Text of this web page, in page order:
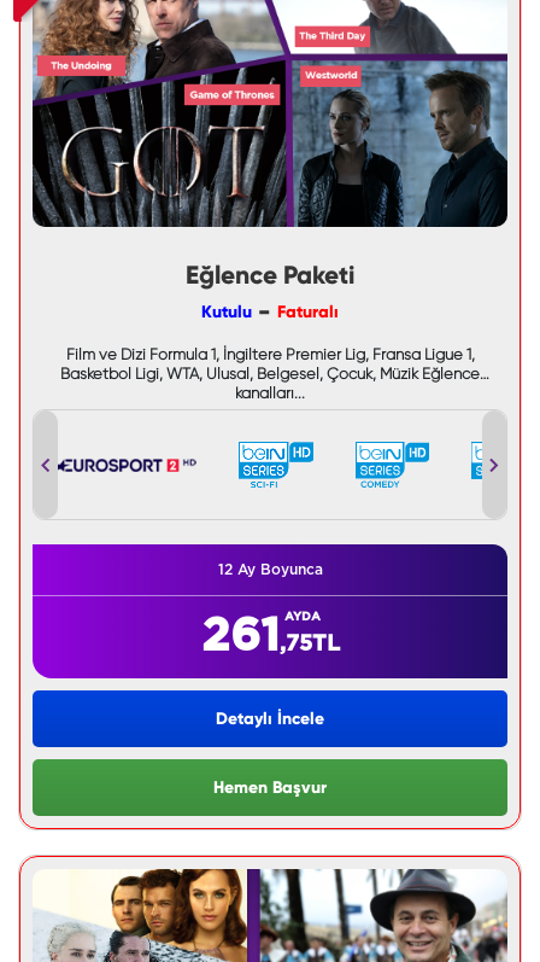
Eğlence Paketi
Kutulu - Faturalı
Film ve Dizi Formula 1, İngiltere Premier Lig, Fransa Ligue 1,
Basketbol Ligi, WTA, Ulusal, Belgesel, Çocuk, Müzik Eğlence
kanalları...
12 Ay Boyunca
261 AYDA
,75TL
Detaylı İncele
Hemen Başvur